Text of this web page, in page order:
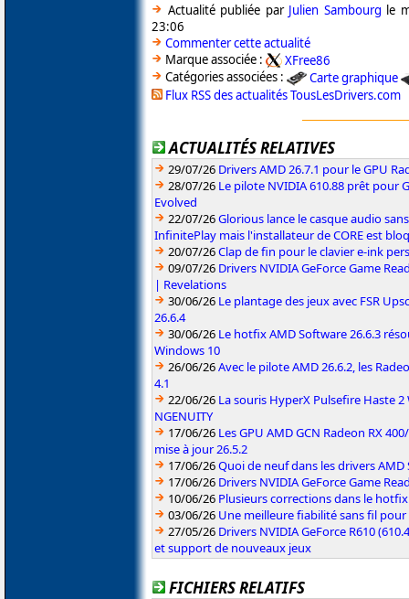
Actualité publiée par Julien Sambourg le
23:06
Commenter cette actualité
Marque associée :
XFree86
Catégories associées :
Carte graphique
Flux RSS des actualités TousLesDrivers.com
ACTUALITÉS RELATIVES
29/07/26 Drivers AMD 26.7.1 pour le GPU
28/07/26 Le pilote NVIDIA 610.88 prêt pour
Evolved
22/07/26Glorious lance le casque audio
InfinitePlay mais l'installateur de CORE est
20/07/26Clap de fin pour le clavier e-ink
09/07/26 Drivers NVIDIA GeForce Game
| Revelations
30/06/26 Le plantage des jeux avec FSR
26.6.4
30/06/26 Le hotfix AMD Software 26.6.3
Windows 10
26/06/26Avec le pilote AMD 26.6.2, les
4.1
22/06/26 La souris HyperX Pulsefire Haste
NGENUITY
17/06/26 Les GPU AMD GCN Radeon RX
mise à jour 26.5.2
17/06/26Quoi de neuf dans les drivers AMD
17/06/26 Drivers NVIDIA GeForce Game
10/06/26 Plusieurs corrections dans le hotfix
03/06/26 Une meilleure fiabilité sans fil pour
27/05/26 Drivers NVIDIA GeForce R610
et support de nouveaux jeux
FICHIERS RELATIFS